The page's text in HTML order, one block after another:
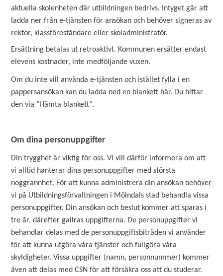
aktuella skolenheten där utbildningen bedrivs. Intyget går att
ladda ner från e-tjänsten för ansökan och behöver signeras av
rektor, klassföreståndare eller skoladministratör.
Ersättning betalas ut retroaktivt. Kommunen ersätter endast
elevens kostnader, inte medföljande vuxen.
Om du inte vill använda e-tjänsten och istället fylla i en
pappersansökan kan du ladda ned en blankett här. Du hittar
den via "Hämta blankett".
Om dina personuppgifter
Din trygghet är viktig för oss. Vi vill därför informera om att
vi alltid hanterar dina personuppgifter med största
noggrannhet. För att kunna administrera din ansökan behöver
vi på Utbildningsförvaltningen i Mölndals stad behandla vissa
personuppgifter. Din ansökan och beslut kommer att sparas i
tre år, därefter gallras uppgifterna. De personuppgifter vi
behandlar delas med de personuppgiftsbiträden vi använder
för att kunna utgöra våra tjänster och fullgöra våra
skyldigheter. Vissa uppgifter (namn, personnummer) kommer
även att delas med CSN för att försäkra oss att du studerar.